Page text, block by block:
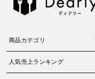
商品カテゴリ
人気売上ランキング